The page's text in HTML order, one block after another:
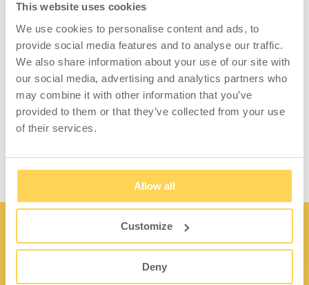
This website uses cookies
We use cookies to personalise content and ads, to
provide social media features and to analyse our traffic.
We also share information about your use of our site with
our social media, advertising and analytics partners who
may combine it with other information that you’ve
provided to them or that they’ve collected from your use
of their services.
Allow all
Customize
Deny
Schubladeneinsatz für mehr Ordnung in Ihren
Schubladen. Passend für Schubladen mit
Innenmaßen
600 x 450 mm
Inhalt:
12 Fachkästen (150 x 150 x 26 mm)